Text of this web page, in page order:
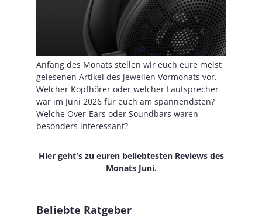
Anfang des Monats stellen wir euch eure meist
gelesenen Artikel des jeweilen Vormonats vor.
Welcher Kopfhörer oder welcher Lautsprecher
war im Juni 2026 für euch am spannendsten?
Welche Over-Ears oder Soundbars waren
besonders interessant?
Hier geht's zu euren beliebtesten Reviews des
Monats Juni.
Beliebte Ratgeber